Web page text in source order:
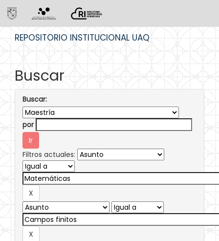
REPOSITORIO INSTITUCIONAL UAQ
Buscar
Buscar:
por
Filtros actuales: